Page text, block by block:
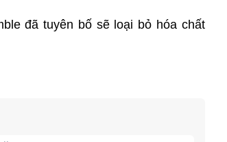
đã tuyên bố sẽ loại bỏ hóa chất